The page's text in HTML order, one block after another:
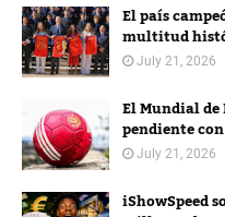
El país
multitud
July 21, 2026
El Mundial
pendiente
July 21, 2026
iShowSpeed